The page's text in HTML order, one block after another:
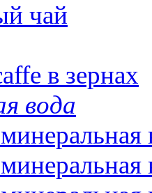
чай
в зернах
вода